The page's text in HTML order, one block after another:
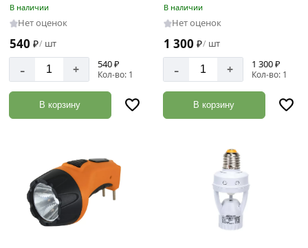
В наличии
Нет оценок
540 ₽/ шт
- + 540 ₽
Кол-во: 1
В корзину
В наличии
Нет оценок
1 300 ₽/ шт
- + 1 300 ₽
Кол-во: 1
В корзину